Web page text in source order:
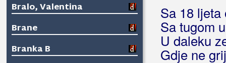
Bralo, Valentina
Brane
Branka B
Sa 18
Sa tugom
U daleku
Gdje ne